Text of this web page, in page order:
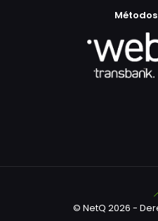
© NetQ 2026 -